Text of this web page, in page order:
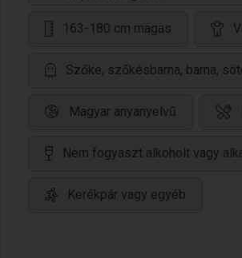
163-180 cm magas
Szőke, szőkésbarna, barna,
Magyar anyanyelvű
Nem fogyaszt alkoholt vagy
Kerékpár vagy egyéb